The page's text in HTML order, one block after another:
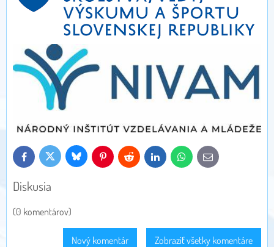
FacebookTwitter Bluesky PinterestReddit LinkedInWhatsApp
E-
mail
Diskusia
(0 komentárov)
Zobraziť všetky komentáre
Nový komentár